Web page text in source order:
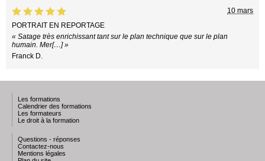
10 mars
PORTRAIT EN REPORTAGE
« Satage très enrichissant tant sur le plan technique que sur le plan
humain. Mer[…] »
Franck D.
Les formations
Calendrier des formations
Les formateurs
Le droit à la formation
Questions - réponses
Contactez-nous
Mentions légales